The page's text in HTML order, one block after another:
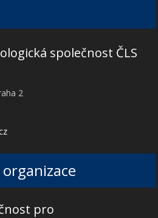
společnost ČLS
2
pro